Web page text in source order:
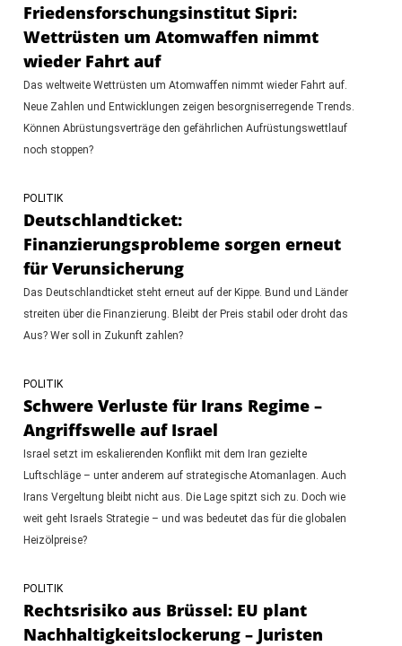
Friedensforschungsinstitut Sipri:
Wettrüsten um Atomwaffen nimmt
wieder Fahrt auf
Das weltweite Wettrüsten um Atomwaffen nimmt wieder Fahrt auf.
Neue Zahlen und Entwicklungen zeigen besorgniserregende Trends.
Können Abrüstungsverträge den gefährlichen Aufrüstungswettlauf
noch stoppen?
POLITIK
Deutschlandticket:
Finanzierungsprobleme sorgen erneut
für Verunsicherung
Das Deutschlandticket steht erneut auf der Kippe. Bund und Länder
streiten über die Finanzierung. Bleibt der Preis stabil oder droht das
Aus? Wer soll in Zukunft zahlen?
POLITIK
Schwere Verluste für Irans Regime –
Angriffswelle auf Israel
Israel setzt im eskalierenden Konflikt mit dem Iran gezielte
Luftschläge – unter anderem auf strategische Atomanlagen. Auch
Irans Vergeltung bleibt nicht aus. Die Lage spitzt sich zu. Doch wie
weit geht Israels Strategie – und was bedeutet das für die globalen
Heizölpreise?
POLITIK
Rechtsrisiko aus Brüssel: EU plant
Nachhaltigkeitslockerung – Juristen